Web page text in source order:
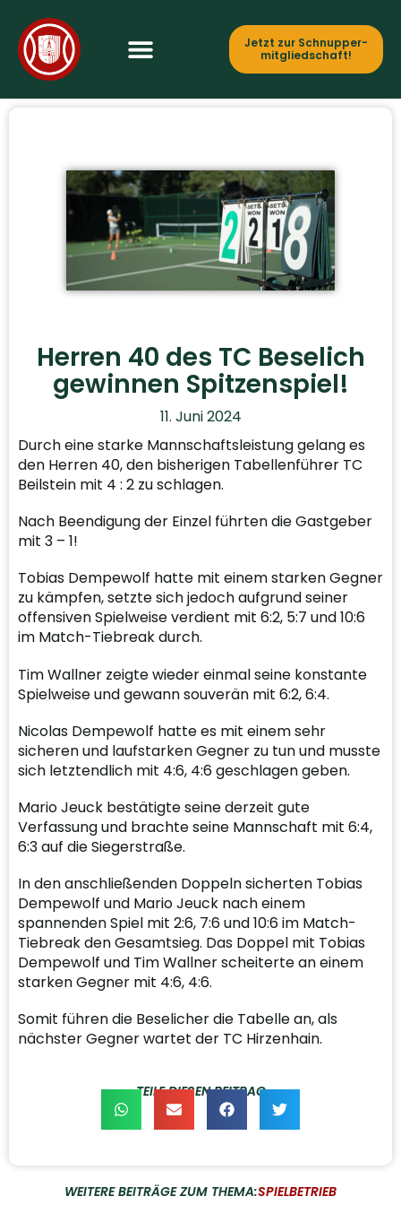
Jetzt zur Schnupper­
mitgliedschaft!
Herren 40 des TC Beselich
gewinnen Spitzenspiel!
11. Juni 2024
Durch eine starke Mannschaftsleistung gelang es
den Herren 40, den bisherigen Tabellenführer TC
Beilstein mit 4 : 2 zu schlagen.
Nach Beendigung der Einzel führten die Gastgeber
mit 3 – 1!
Tobias Dempewolf hatte mit einem starken Gegner
zu kämpfen, setzte sich jedoch aufgrund seiner
offensiven Spielweise verdient mit 6:2, 5:7 und 10:6
im Match-Tiebreak durch.
Tim Wallner zeigte wieder einmal seine konstante
Spielweise und gewann souverän mit 6:2, 6:4.
Nicolas Dempewolf hatte es mit einem sehr
sicheren und laufstarken Gegner zu tun und musste
sich letztendlich mit 4:6, 4:6 geschlagen geben.
Mario Jeuck bestätigte seine derzeit gute
Verfassung und brachte seine Mannschaft mit 6:4,
6:3 auf die Siegerstraße.
In den anschließenden Doppeln sicherten Tobias
Dempewolf und Mario Jeuck nach einem
spannenden Spiel mit 2:6, 7:6 und 10:6 im Match-
Tiebreak den Gesamtsieg. Das Doppel mit Tobias
Dempewolf und Tim Wallner scheiterte an einem
starken Gegner mit 4:6, 4:6.
Somit führen die Beselicher die Tabelle an, als
nächster Gegner wartet der TC Hirzenhain.
TEILE DIESEN BEITRAG
WEITERE BEITRÄGE ZUM THEMA:SPIELBETRIEB